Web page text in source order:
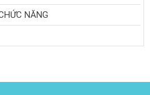
NĂNG